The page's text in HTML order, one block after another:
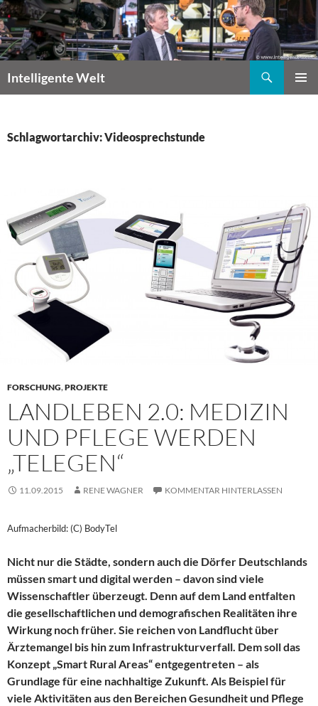
Zum
Inhalt
springen
Intelligente Welt
Schlagwortarchiv: Videosprechstunde
FORSCHUNG,PROJEKTE
LANDLEBEN 2.0: MEDIZIN
UND PFLEGE WERDEN
„TELEGEN“
11.09.2015 RENE WAGNER KOMMENTAR HINTERLASSEN
Aufmacherbild: (C) BodyTel
Nicht nur die Städte, sondern auch die Dörfer Deutschlands
müssen smart und digital werden – davon sind viele
Wissenschaftler überzeugt. Denn auf dem Land entfalten
die gesellschaftlichen und demografischen Realitäten ihre
Wirkung noch früher. Sie reichen von Landflucht über
Ärztemangel bis hin zum Infrastrukturverfall. Dem soll das
Konzept „Smart Rural Areas“ entgegentreten – als
Grundlage für eine nachhaltige Zukunft. Als Beispiel für
viele Aktivitäten aus den Bereichen Gesundheit und Pflege